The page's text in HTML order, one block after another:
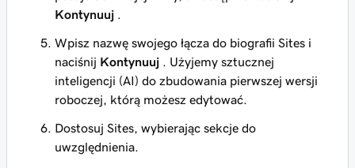
Kontynuuj
Wpisz nazwę swojego łącza do biografii Sites i
naciśnij Kontynuuj . Użyjemy sztucznej
inteligencji (AI) do zbudowania pierwszej wersji
roboczej, którą możesz edytować.
Dostosuj Sites, wybierając sekcje do
uwzględnienia.